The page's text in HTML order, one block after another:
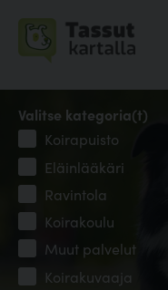
Valitse kategoria(t)
Koirapuisto
Eläinlääkäri
Ravintola
Koirakoulu
Muut palvelut
Koirakuvaaja